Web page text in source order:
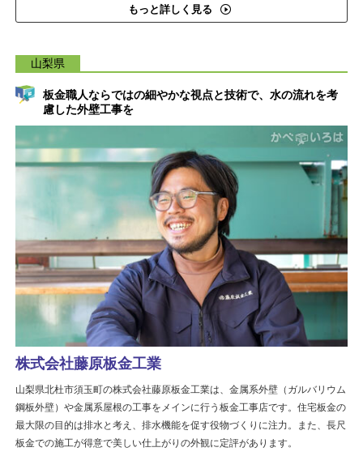
もっと詳しく見る
山梨県
板金職人ならではの細やかな視点と技術で、水の流れを考
慮した外壁工事を
株式会社藤原板金工業
山梨県北杜市須玉町の株式会社藤原板金工業は、金属系外壁（ガルバリウム
鋼板外壁）や金属系屋根の工事をメインに行う板金工事店です。住宅板金の
最大限の目的は排水と考え、排水機能を促す役物づくりに注力。また、長尺
板金での施工が得意で美しい仕上がりの外観に定評があります。